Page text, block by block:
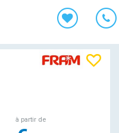
à partir de